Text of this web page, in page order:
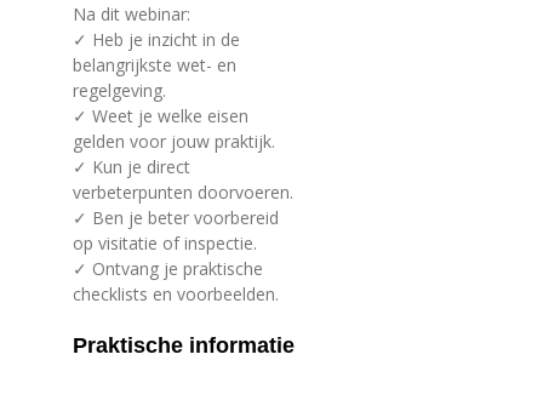
Na dit webinar:
✓ Heb je inzicht in de
belangrijkste wet- en
regelgeving.
✓ Weet je welke eisen
gelden voor jouw praktijk.
✓ Kun je direct
verbeterpunten doorvoeren.
✓ Ben je beter voorbereid
op visitatie of inspectie.
✓ Ontvang je praktische
checklists en voorbeelden.
Praktische informatie